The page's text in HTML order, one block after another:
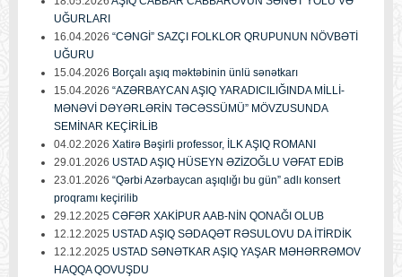
UĞURLARI
16.04.2026 “CƏNGİ” SAZÇI FOLKLOR QRUPUNUN NÖVBƏTİ
UĞURU
15.04.2026 Borçalı aşıq məktəbinin ünlü sənətkarı
15.04.2026 “AZƏRBAYCAN AŞIQ YARADICILIĞINDA MİLLİ-
MƏNƏVİ DƏYƏRLƏRİN TƏCƏSSÜMÜ” MÖVZUSUNDA
SEMİNAR KEÇİRİLİB
04.02.2026 Xatirə Bəşirli professor, İLK AŞIQ ROMANI
29.01.2026 USTAD AŞIQ HÜSEYN ƏZİZOĞLU VƏFAT EDİB
23.01.2026 “Qərbi Azərbaycan aşıqlığı bu gün” adlı konsert
proqramı keçirilib
29.12.2025 CƏFƏR XAKİPUR AAB-NİN QONAĞI OLUB
12.12.2025 USTAD AŞIQ SƏDAQƏT RƏSULOVU DA İTİRDİK
12.12.2025 USTAD SƏNƏTKAR AŞIQ YAŞAR MƏHƏRRƏMOV
HAQQA QOVUŞDU